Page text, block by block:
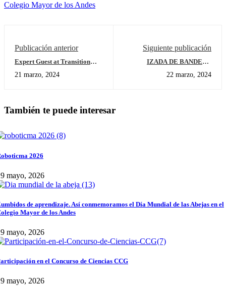
Colegio Mayor de los Andes
Publicación anterior
Expert Guest at Transition
21 marzo, 2024
Siguiente publicación
IZADA DE BANDERA
22 marzo, 2024
También te puede interesar
2026
mayo, 2026
de aprendizaje. Así conmemoramos el Día Mundial de las Abejas en el
Mayor de los Andes
mayo, 2026
en el Concurso de Ciencias CCG
mayo, 2026